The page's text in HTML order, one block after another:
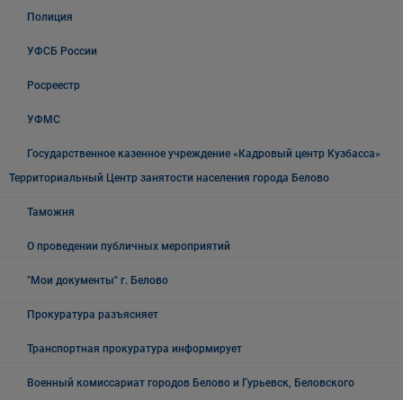
Полиция
УФСБ России
Росреестр
УФМС
Государственное казенное учреждение «Кадровый центр Кузбасса»
Территориальный Центр занятости населения города Белово
Таможня
О проведении публичных мероприятий
"Мои документы" г. Белово
Прокуратура разъясняет
Транспортная прокуратура информирует
Военный комиссариат городов Белово и Гурьевск, Беловского